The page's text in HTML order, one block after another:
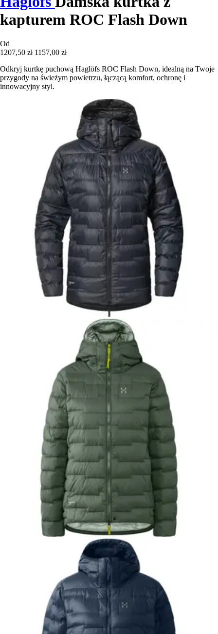
kapturem ROC Flash Down
Od
1207,50 zł 1157,00 zł
Odkryj kurtkę puchową Haglöfs ROC Flash Down, idealną na Twoje
przygody na świeżym powietrzu, łączącą komfort, ochronę i
innowacyjny styl.